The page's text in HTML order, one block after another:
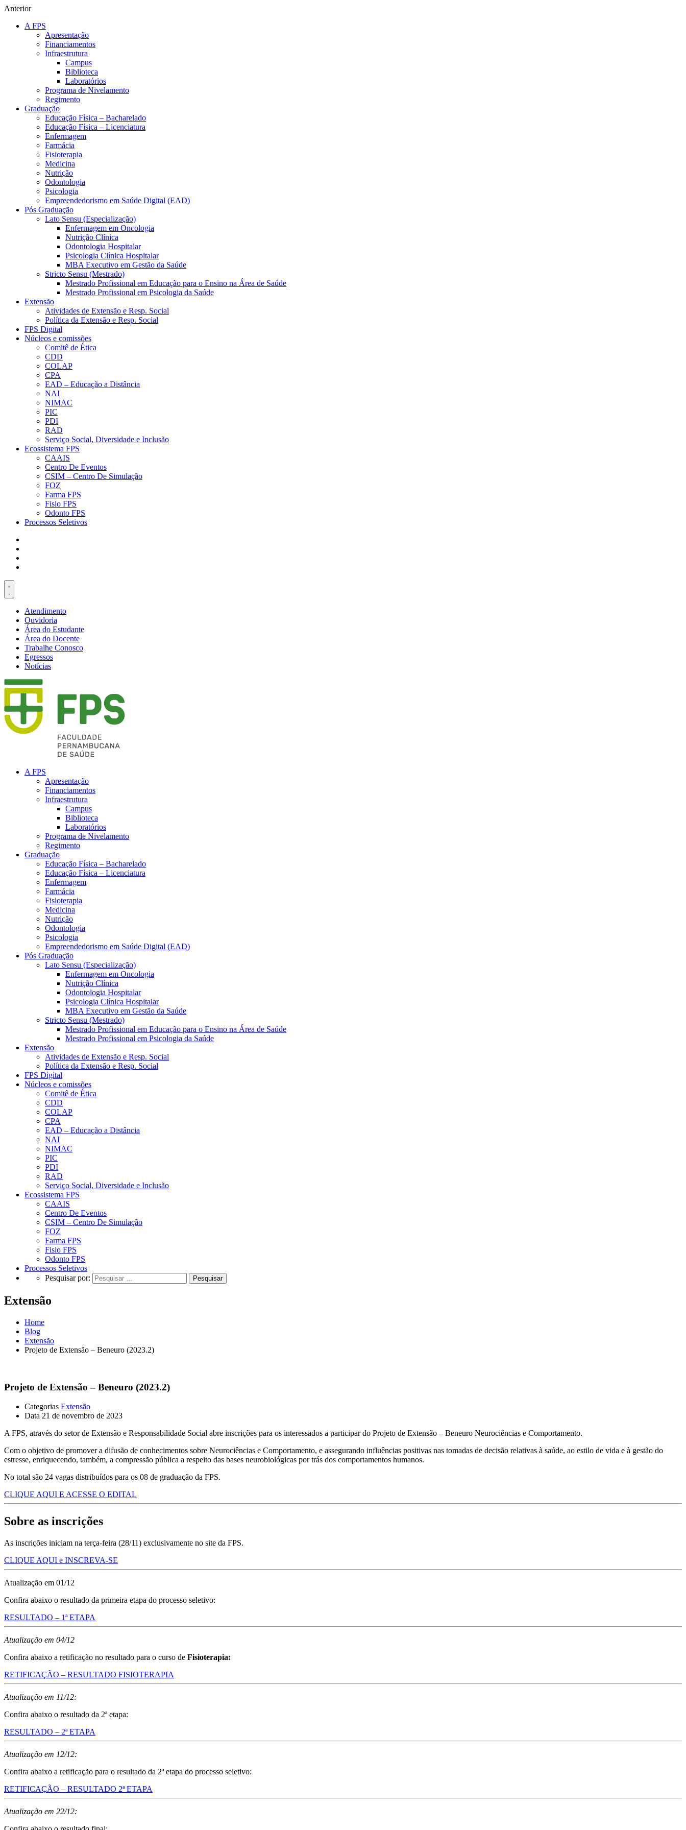
Anterior
A FPS
Apresentação
Financiamentos
Infraestrutura
Campus
Biblioteca
Laboratórios
Programa de Nivelamento
Regimento
Graduação
Educação Física – Bacharelado
Educação Física – Licenciatura
Enfermagem
Farmácia
Fisioterapia
Medicina
Nutrição
Odontologia
Psicologia
Empreendedorismo em Saúde Digital (EAD)
Pós Graduação
Lato Sensu (Especialização)
Enfermagem em Oncologia
Nutrição Clínica
Odontologia Hospitalar
Psicologia Clínica Hospitalar
MBA Executivo em Gestão da Saúde
Stricto Sensu (Mestrado)
Mestrado Profissional em Educação para o Ensino na Área de Saúde
Mestrado Profissional em Psicologia da Saúde
Extensão
Atividades de Extensão e Resp. Social
Política da Extensão e Resp. Social
FPS Digital
Núcleos e comissões
Comitê de Ética
CDD
COLAP
CPA
EAD – Educação a Distância
NAI
NIMAC
PIC
PDI
RAD
Serviço Social, Diversidade e Inclusão
Ecossistema FPS
CAAIS
Centro De Eventos
CSIM – Centro De Simulação
FOZ
Farma FPS
Fisio FPS
Odonto FPS
Processos Seletivos
Atendimento
Ouvidoria
Área do Estudante
Área do Docente
Trabalhe Conosco
Egressos
Notícias
A FPS
Apresentação
Financiamentos
Infraestrutura
Campus
Biblioteca
Laboratórios
Programa de Nivelamento
Regimento
Graduação
Educação Física – Bacharelado
Educação Física – Licenciatura
Enfermagem
Farmácia
Fisioterapia
Medicina
Nutrição
Odontologia
Psicologia
Empreendedorismo em Saúde Digital (EAD)
Pós Graduação
Lato Sensu (Especialização)
Enfermagem em Oncologia
Nutrição Clínica
Odontologia Hospitalar
Psicologia Clínica Hospitalar
MBA Executivo em Gestão da Saúde
Stricto Sensu (Mestrado)
Mestrado Profissional em Educação para o Ensino na Área de Saúde
Mestrado Profissional em Psicologia da Saúde
Extensão
Atividades de Extensão e Resp. Social
Política da Extensão e Resp. Social
FPS Digital
Núcleos e comissões
Comitê de Ética
CDD
COLAP
CPA
EAD – Educação a Distância
NAI
NIMAC
PIC
PDI
RAD
Serviço Social, Diversidade e Inclusão
Ecossistema FPS
CAAIS
Centro De Eventos
CSIM – Centro De Simulação
FOZ
Farma FPS
Fisio FPS
Odonto FPS
Processos Seletivos
Pesquisar por:
Extensão
Home
Blog
Extensão
Projeto de Extensão – Beneuro (2023.2)
Projeto de Extensão – Beneuro (2023.2)
Categorias Extensão
Data 21 de novembro de 2023
A FPS, através do setor de Extensão e Responsabilidade Social abre inscrições para os interessados a participar do Projeto de Extensão – Beneuro Neurociências e Comportamento.
Com o objetivo de promover a difusão de conhecimentos sobre Neurociências e Comportamento, e assegurando influências positivas nas tomadas de decisão relativas à saúde, ao estilo de vida e à gestão do
estresse, enriquecendo, também, a compressão pública a respeito das bases neurobiológicas por trás dos comportamentos humanos.
No total são 24 vagas distribuídos para os 08 de graduação da FPS.
CLIQUE AQUI E ACESSE O EDITAL
Sobre as inscrições
As inscrições iniciam na terça-feira (28/11) exclusivamente no site da FPS.
CLIQUE AQUI e INSCREVA-SE
Atualização em 01/12
Confira abaixo o resultado da primeira etapa do processo seletivo:
RESULTADO – 1ª ETAPA
Atualização em 04/12
Confira abaixo a retificação no resultado para o curso de Fisioterapia:
RETIFICAÇÃO – RESULTADO FISIOTERAPIA
Atualização em 11/12:
Confira abaixo o resultado da 2ª etapa:
RESULTADO – 2ª ETAPA
Atualização em 12/12:
Confira abaixo a retificação para o resultado da 2ª etapa do processo seletivo:
RETIFICAÇÃO – RESULTADO 2ª ETAPA
Atualização em 22/12: